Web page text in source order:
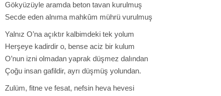
Gökyüzüyle aramda beton tavan kurulmuş
Secde eden alnıma mahkûm mührü vurulmuş
Yalnız O’na açıktır kalbimdeki tek yolum
Herşeye kadirdir o, bense aciz bir kulum
O’nun izni olmadan yaprak düşmez dalından
Çoğu insan gafildir, ayrı düşmüş yolundan.
Zulüm, fitne ve fesat, nefsin heva hevesi